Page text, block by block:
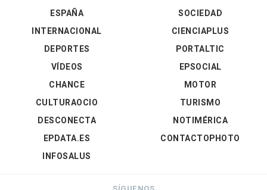
ESPAÑA
INTERNACIONAL
DEPORTES
VÍDEOS
SOCIEDAD
CIENCIAPLUS
PORTALTIC
EPSOCIAL
CHANCE
CULTURAOCIO
DESCONECTA
EPDATA.ES
INFOSALUS
MOTOR
TURISMO
NOTIMÉRICA
CONTACTOPHOTO